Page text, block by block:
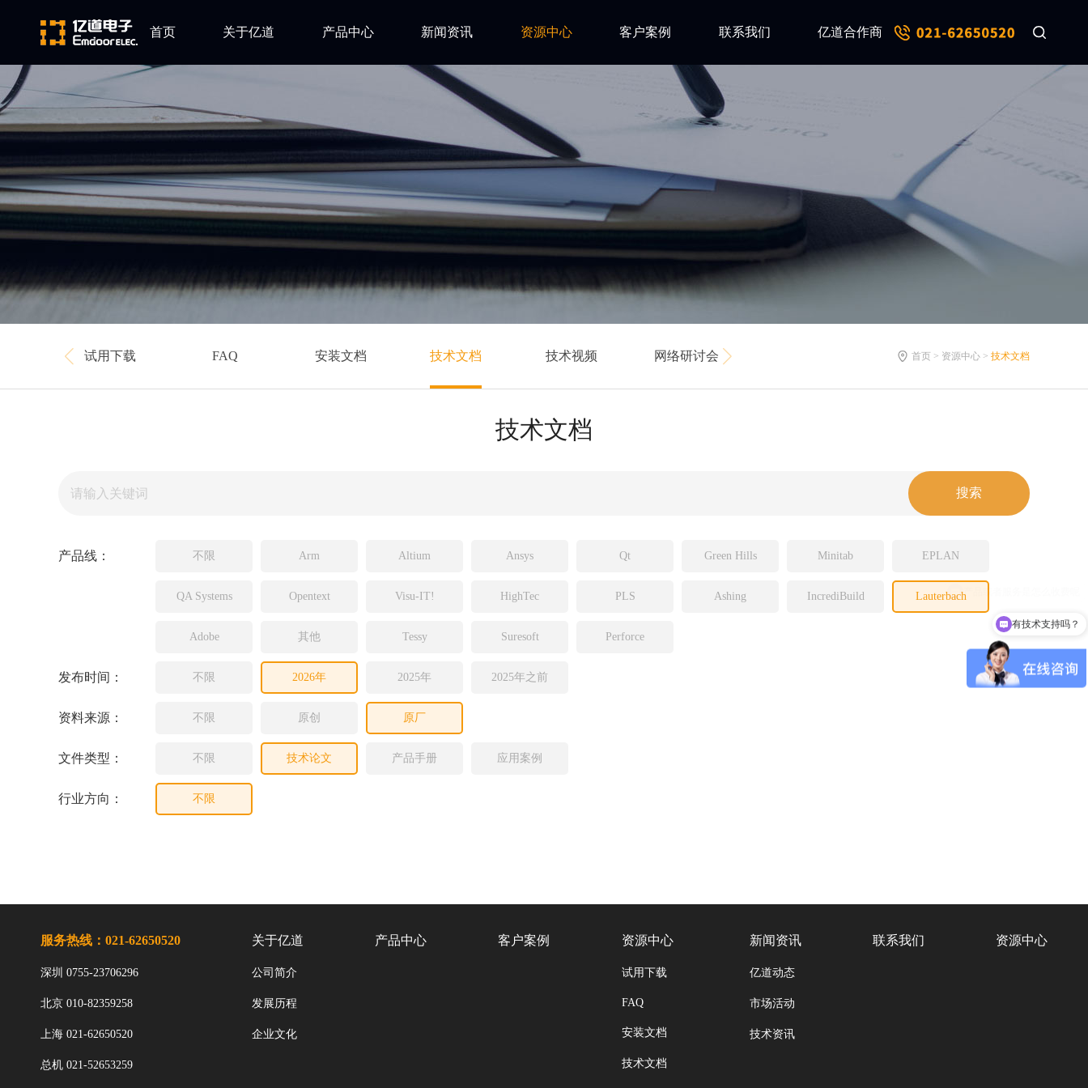
首页 关于亿道
企业文化
产品中心
Ansys
Qt
Green Hills
Minitab
Visu-IT
Source Insight
Incredibuild
新闻资讯
亿道动态
市场活动
资源中心
安装文档
技术文档
网络研讨会
客户案例 联系我们 亿道合作商
试用下载 FAQ 安装文档 技术文档 技术视频 网络研讨会 首页 > 资源中心 > 技术文档
技术文档
产品线： 不限 Arm Altium Ansys Qt Green Hills Minitab EPLAN
QA Systems Opentext Visu-IT! HighTec PLS Ashing IncrediBuild Lauterbach
Adobe 其他 Tessy Suresoft Perforce
发布时间： 不限 2026年 2025年 2025年之前
资料来源： 不限 原创 原厂
文件类型： 不限 技术论文 产品手册 应用案例
行业方向： 不限
服务热线：021-62650520
深圳 0755-23706296
北京 010-82359258
上海 021-62650520
总机 021-52653259
关于亿道
公司简介
发展历程
企业文化
产品中心 客户案例 资源中心
试用下载
FAQ
安装文档
技术文档
新闻资讯
亿道动态
市场活动
技术资讯
联系我们 资源中心
有技术支持吗？